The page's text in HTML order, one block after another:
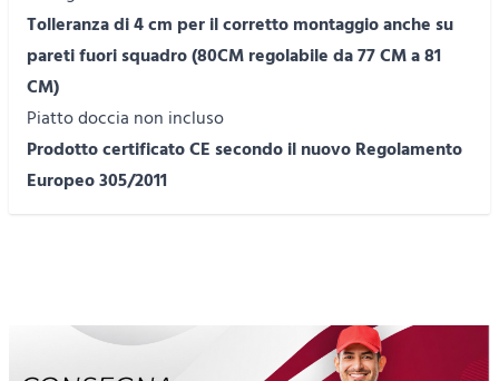
Tolleranza di 4 cm per il corretto montaggio anche su
pareti fuori squadro (80CM regolabile da 77 CM a 81
CM)
Piatto doccia non incluso
Prodotto certificato CE secondo il nuovo Regolamento
Europeo 305/2011